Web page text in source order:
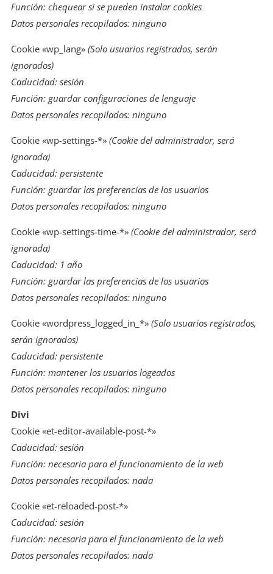
Función: chequear si se pueden instalar cookies
Datos personales recopilados: ninguno
Cookie «wp_lang» (Solo usuarios registrados, serán
ignorados)
Caducidad: sesión
Función: guardar configuraciones de lenguaje
Datos personales recopilados: ninguno
Cookie «wp-settings-*» (Cookie del administrador, será
ignorada)
Caducidad: persistente
Función: guardar las preferencias de los usuarios
Datos personales recopilados: ninguno
Cookie «wp-settings-time-*» (Cookie del administrador, será
ignorada)
Caducidad: 1 año
Función: guardar las preferencias de los usuarios
Datos personales recopilados: ninguno
Cookie «wordpress_logged_in_*» (Solo usuarios registrados,
serán ignorados)
Caducidad: persistente
Función: mantener los usuarios logeados
Datos personales recopilados: ninguno
Divi
Cookie «et-editor-available-post-*»
Caducidad: sesión
Función: necesaria para el funcionamiento de la web
Datos personales recopilados: nada
Cookie «et-reloaded-post-*»
Caducidad: sesión
Función: necesaria para el funcionamiento de la web
Datos personales recopilados: nada